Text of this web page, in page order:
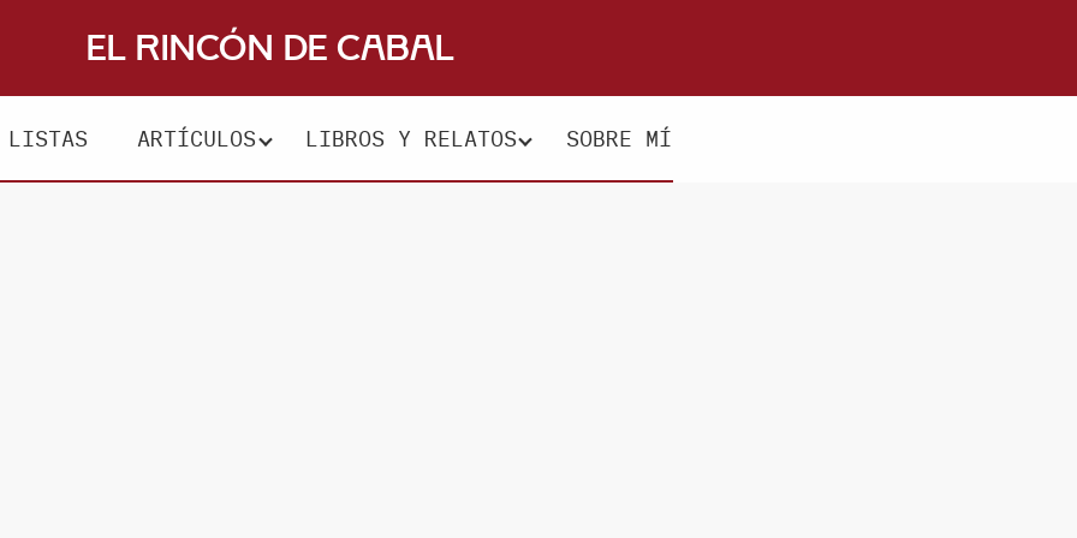
El Rincón de Cabal
LISTAS ARTÍCULOS LIBROS Y RELATOS SOBRE MÍ